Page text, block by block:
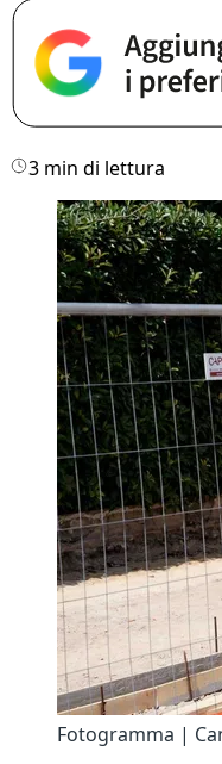
3 min di lettura
Fotogramma |